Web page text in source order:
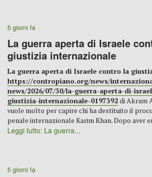
5 giorni fa
La guerra aperta di Israele
giustizia internazionale
La guerra aperta di Israele contro la
https://contropiano.org/news/
news/2026/07/30/la-guerra-aperta-di-
giustizia-internazionale-0197392di Akram
vuole molto per capire chi ha destituito il
penale internazionale Karim Khan. Dopo aver
Leggi tutto: La guerra...
5 giorni fa